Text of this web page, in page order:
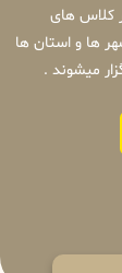
کلاس های
ها و استان ها